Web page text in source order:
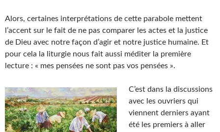
Alors, certaines interprétations de cette parabole mettent
l’accent sur le fait de ne pas comparer les actes et la justice
de Dieu avec notre façon d’agir et notre justice humaine. Et
pour cela la liturgie nous fait aussi méditer la première
lecture : « mes pensées ne sont pas vos pensées ».
C’est dans la discussions
avec les ouvriers qui
viennent derniers ayant
été les premiers à aller